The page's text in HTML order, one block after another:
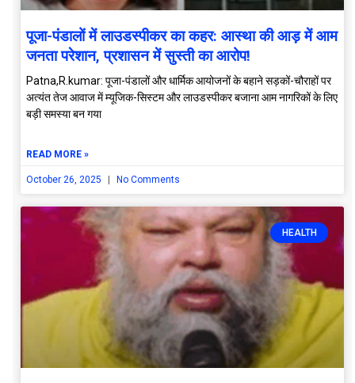
पूजा-पंडालों में लाउडस्पीकर का कहर: आस्था की आड़ में आम
जनता परेशान, प्रशासन में सुस्ती का आरोप!
Patna,R.kumar: पूजा-पंडालों और धार्मिक आयोजनों के बहाने सड़कों-चौराहों पर
अत्यंत तेज आवाज में म्यूजिक-सिस्टम और लाउडस्पीकर बजाना आम नागरिकों के लिए
बड़ी समस्या बन गया
READ MORE »
October 26, 2025 No Comments
HEALTH